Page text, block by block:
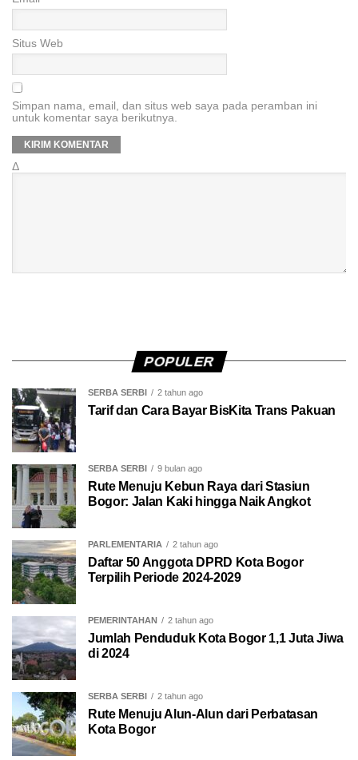
Situs Web
Simpan nama, email, dan situs web saya pada peramban ini
untuk komentar saya berikutnya.
Δ
POPULER
SERBA SERBI 2 tahun ago
Tarif dan Cara Bayar BisKita Trans Pakuan
SERBA SERBI 9 bulan ago
Rute Menuju Kebun Raya dari Stasiun
Bogor: Jalan Kaki hingga Naik Angkot
PARLEMENTARIA 2 tahun ago
Daftar 50 Anggota DPRD Kota Bogor
Terpilih Periode 2024-2029
PEMERINTAHAN 2 tahun ago
Jumlah Penduduk Kota Bogor 1,1 Juta Jiwa
di 2024
SERBA SERBI 2 tahun ago
Rute Menuju Alun-Alun dari Perbatasan
Kota Bogor